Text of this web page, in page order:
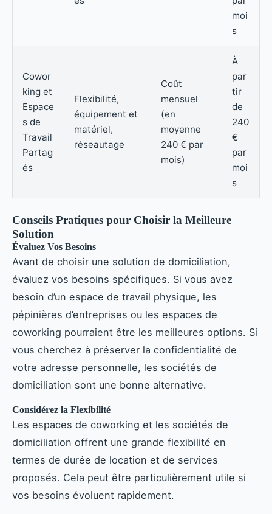
moi
s
Cowor
king et
Espace
s de
Travail
Partag
és
Flexibilité,
équipement et
matériel,
réseautage
Coût
mensuel
(en
moyenne
240 € par
mois)
À
par
tir
de
240
€
par
moi
s
Conseils Pratiques pour Choisir la Meilleure
Solution
Évaluez Vos Besoins
Avant de choisir une solution de domiciliation,
évaluez vos besoins spécifiques. Si vous avez
besoin d’un espace de travail physique, les
pépinières d’entreprises ou les espaces de
coworking pourraient être les meilleures options. Si
vous cherchez à préserver la confidentialité de
votre adresse personnelle, les sociétés de
domiciliation sont une bonne alternative.
Considérez la Flexibilité
Les espaces de coworking et les sociétés de
domiciliation offrent une grande flexibilité en
termes de durée de location et de services
proposés. Cela peut être particulièrement utile si
vos besoins évoluent rapidement.